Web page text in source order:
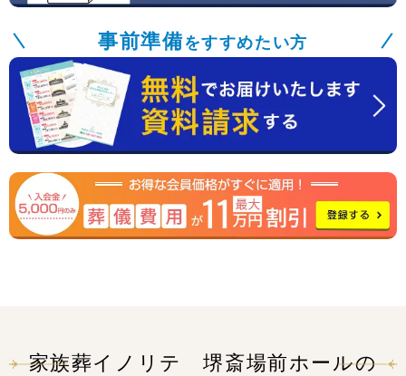
事前準備をすすめたい方
家族葬イノリテ 堺斎場前ホールの